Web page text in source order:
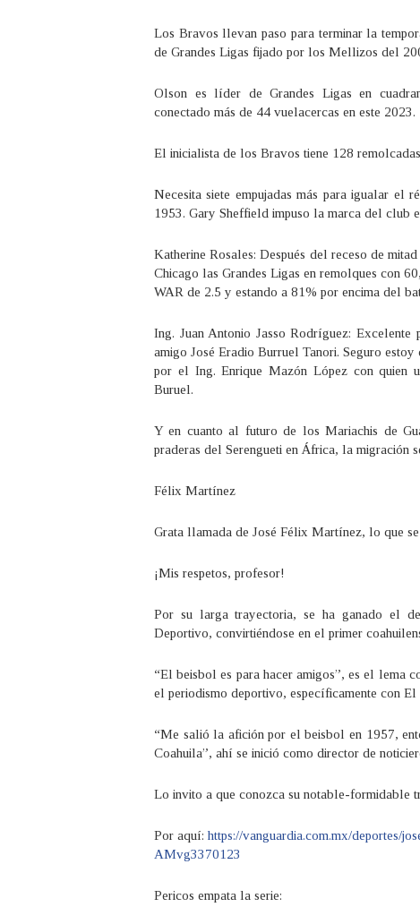
Los Bravos llevan paso para terminar la
de Grandes Ligas fijado por los Mellizos del
Olson es líder de Grandes Ligas en
conectado más de 44 vuelacercas en este 2023.
El inicialista de los Bravos tiene 128
Necesita siete empujadas más para igualar el
1953. Gary Sheffield impuso la marca del club
Katherine Rosales: Después del receso de
Chicago las Grandes Ligas en remolques con
WAR de 2.5 y estando a 81% por encima del
Ing. Juan Antonio Jasso Rodríguez:
amigo José Eradio Burruel Tanori. Seguro
por el Ing. Enrique Mazón López con quien
Buruel.
Y en cuanto al futuro de los Mariachis de
praderas del Serengueti en África, la migración
Félix Martínez
Grata llamada de José Félix Martínez, lo que se
¡Mis respetos, profesor!
Por su larga trayectoria, se ha ganado el
Deportivo, convirtiéndose en el primer
“El beisbol es para hacer amigos”, es el lema
el periodismo deportivo, específicamente con
“Me salió la afición por el beisbol en 1957,
Coahuila”, ahí se inició como director de
Lo invito a que conozca su notable-formidable
Por aquí: https://vanguardia.com.mx/deportes/
AMvg3370123
Pericos empata la serie: